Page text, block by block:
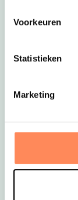
Voorkeuren
Statistieken
Marketing
Prachtig in
van de
Park, een
heidevelden